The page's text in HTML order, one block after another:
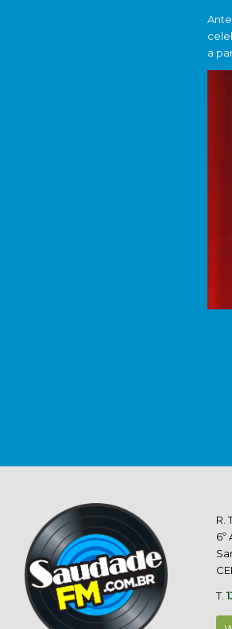
a
R.
6º
T.